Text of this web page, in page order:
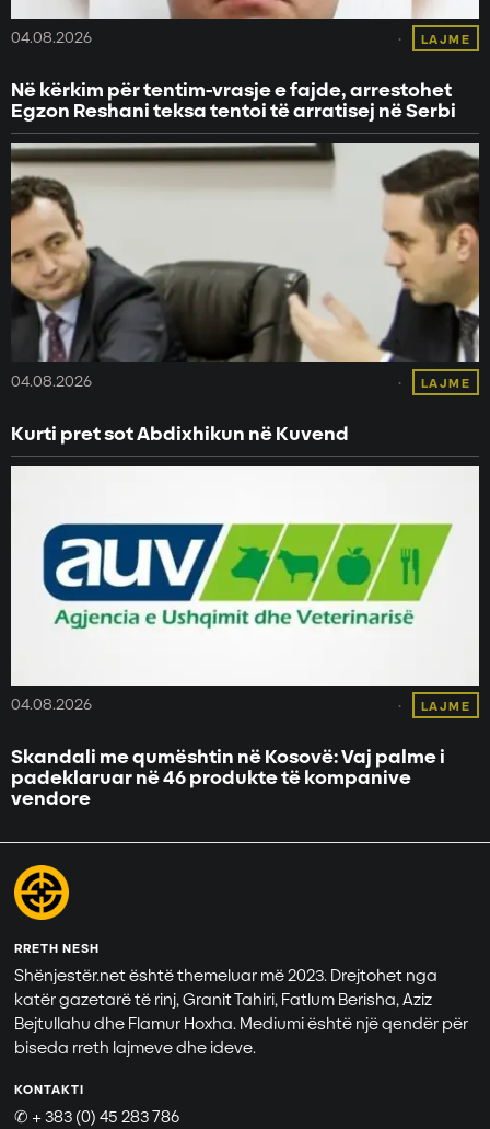
04.08.2026 LAJME
Në kërkim për tentim-vrasje e fajde, arrestohet
Egzon Reshani teksa tentoi të arratisej në Serbi
04.08.2026 LAJME
Kurti pret sot Abdixhikun në Kuvend
04.08.2026 LAJME
Skandali me qumështin në Kosovë: Vaj palme i
padeklaruar në 46 produkte të kompanive
vendore
RRETH NESH
Shënjestër.net është themeluar më 2023. Drejtohet nga
katër gazetarë të rinj, Granit Tahiri, Fatlum Berisha, Aziz
Bejtullahu dhe Flamur Hoxha. Mediumi është një qendër për
biseda rreth lajmeve dhe ideve.
KONTAKTI
✆ + 383 (0) 45 283 786